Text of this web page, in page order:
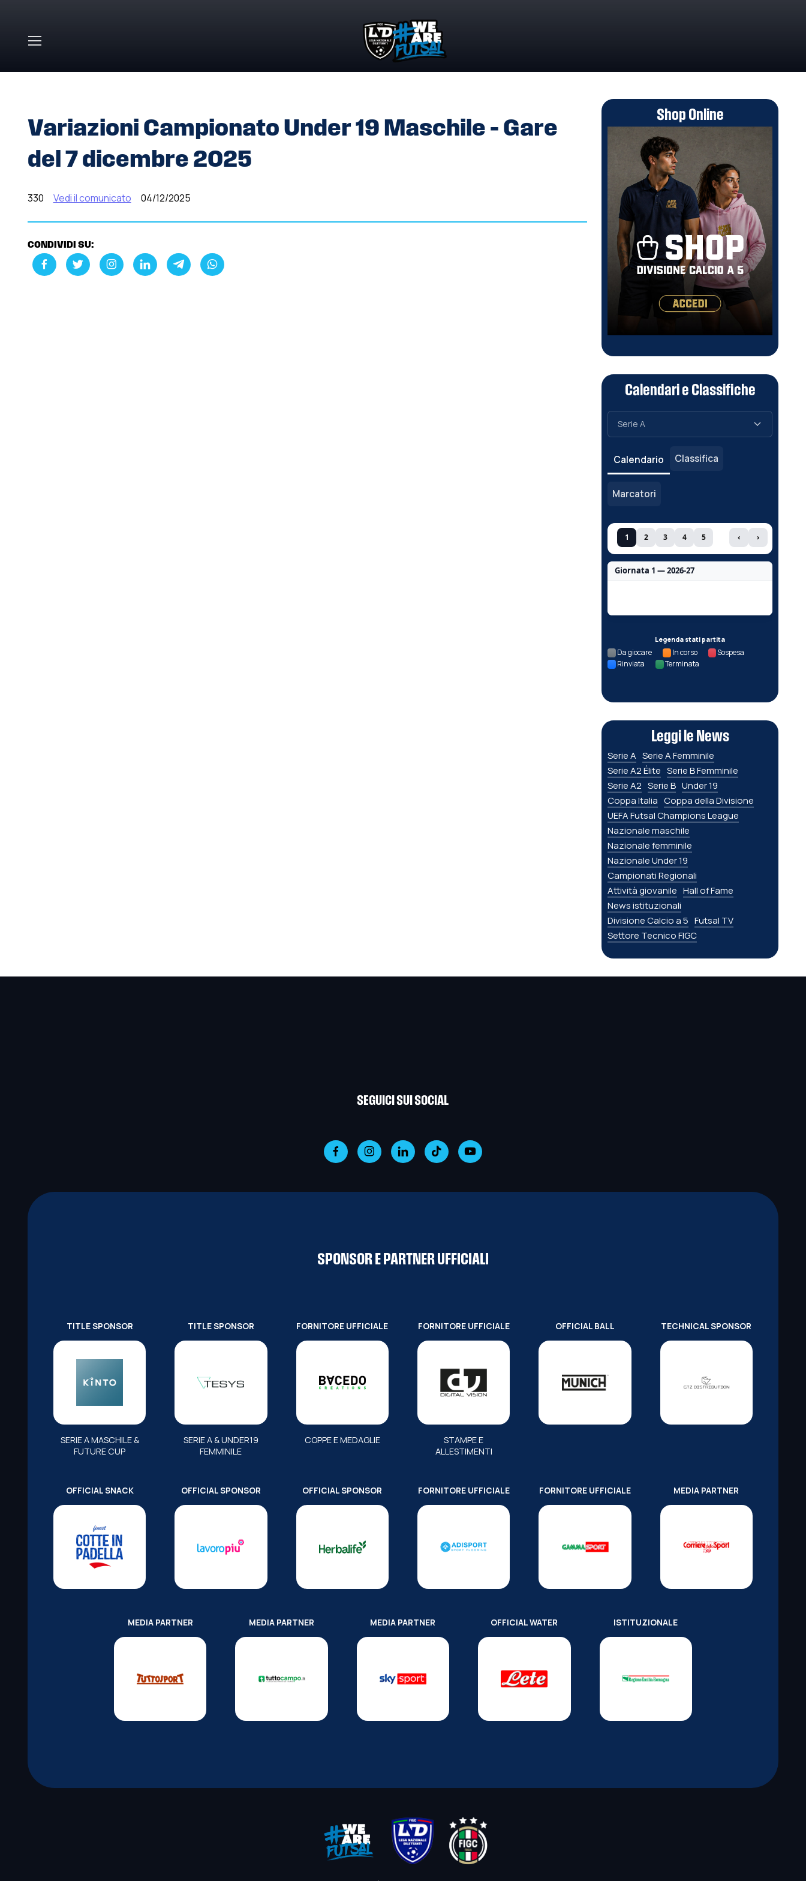
Variazioni Campionato Under 19 Maschile – Gare
del 7 dicembre 2025
330 Vedi il comunicato 04/12/2025
CONDIVIDI SU:
Shop Online
Calendari e Classifiche
Calendario Classifica
Marcatori
1 2 3 4 5 ‹ ›
Giornata 1 — 2026-27
Legenda stati partita
Da giocare In corso
Sospesa
Rinviata
Terminata
Leggi le News
Serie A Serie A Femminile
Serie A2 Élite Serie B Femminile
Serie A2 Serie B Under 19
Coppa Italia Coppa della Divisione
UEFA Futsal Champions League
Nazionale maschile
Nazionale femminile
Nazionale Under 19
Campionati Regionali
Attività giovanile Hall of Fame
News istituzionali
Divisione Calcio a 5 Futsal TV
Settore Tecnico FIGC
SEGUICI SUI SOCIAL
SPONSOR E PARTNER UFFICIALI
TITLE SPONSOR
SERIE A MASCHILE &
FUTURE CUP
TITLE SPONSOR
SERIE A & UNDER19
FEMMINILE
FORNITORE UFFICIALE
COPPE E MEDAGLIE
FORNITORE UFFICIALE
STAMPE E
ALLESTIMENTI
OFFICIAL BALL TECHNICAL SPONSOR
OFFICIAL SNACK OFFICIAL SPONSOR OFFICIAL SPONSOR FORNITORE UFFICIALE FORNITORE UFFICIALE MEDIA PARTNER
MEDIA PARTNER MEDIA PARTNER MEDIA PARTNER OFFICIAL WATER ISTITUZIONALE